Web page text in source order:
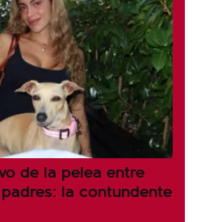
de la pelea entre
la contundente